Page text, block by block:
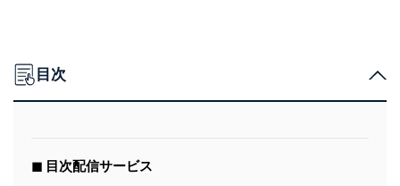
目次
◼︎ 目次配信サービス